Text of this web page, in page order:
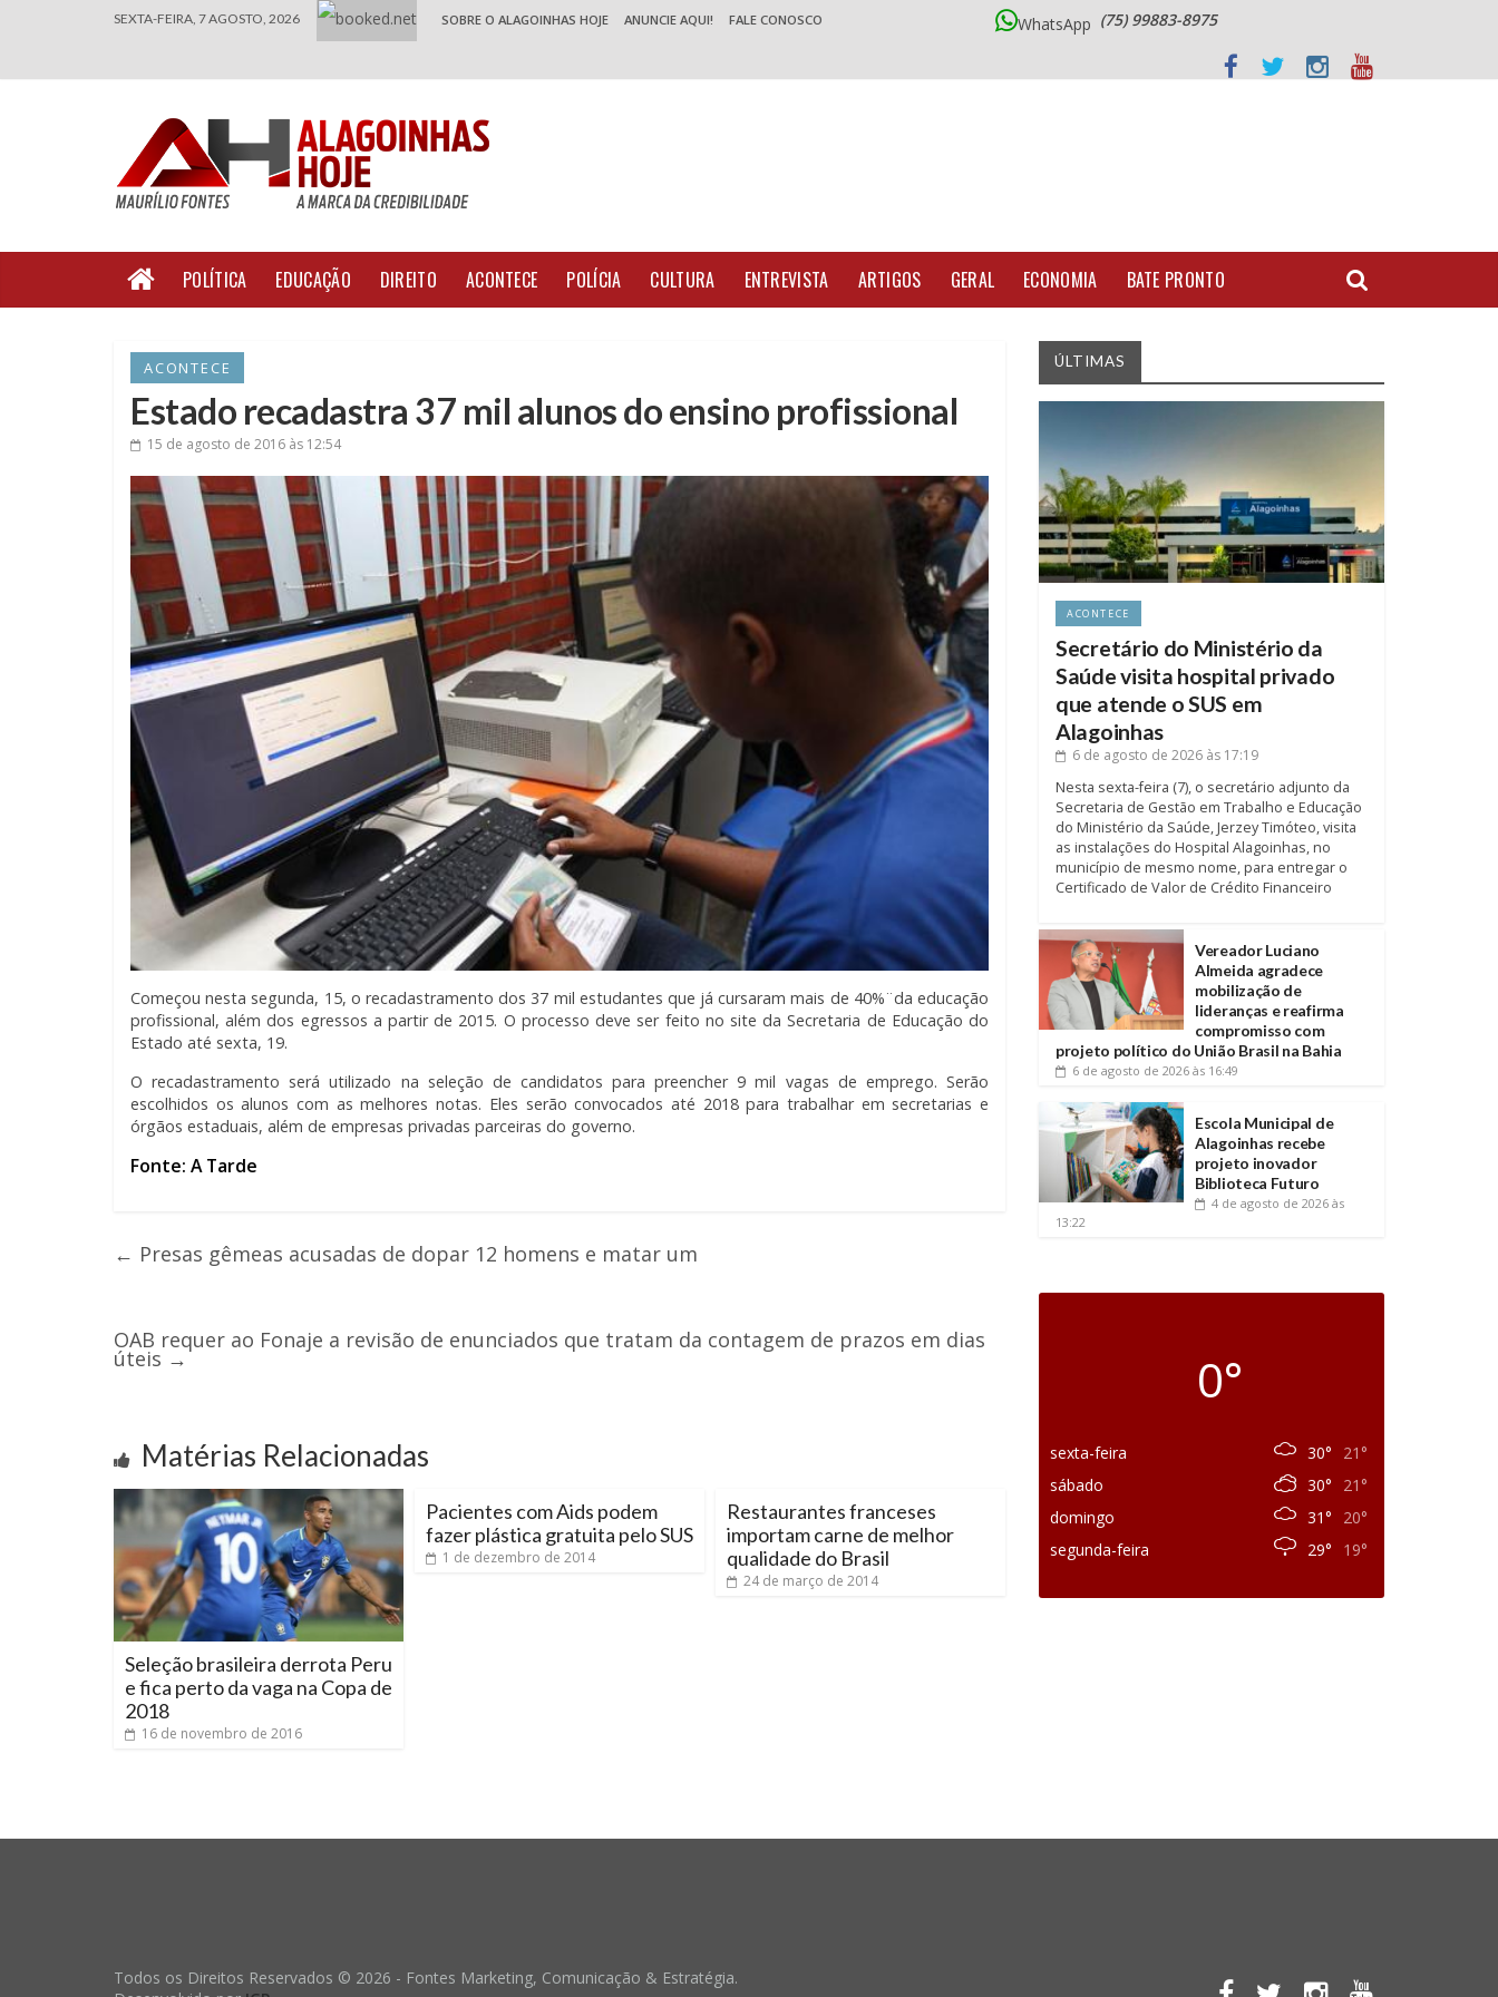
SEXTA-FEIRA, 7 AGOSTO, 2026 SOBRE O ALAGOINHAS HOJE ANUNCIE AQUI! FALE CONOSCO WhatsApp (75) 99883-8975
POLÍTICA EDUCAÇÃO DIREITO ACONTECE POLÍCIA CULTURA ENTREVISTA ARTIGOS GERAL ECONOMIA BATE PRONTO
ACONTECE
Estado recadastra 37 mil alunos do ensino profissional
15 de agosto de 2016 às 12:54
Começou nesta segunda, 15, o recadastramento dos 37 mil estudantes que já cursaram mais de 40%¨da educação
profissional, além dos egressos a partir de 2015. O processo deve ser feito no site da Secretaria de Educação do
Estado até sexta, 19.
O recadastramento será utilizado na seleção de candidatos para preencher 9 mil vagas de emprego. Serão
escolhidos os alunos com as melhores notas. Eles serão convocados até 2018 para trabalhar em secretarias e
órgãos estaduais, além de empresas privadas parceiras do governo.
Fonte: A Tarde
← Presas gêmeas acusadas de dopar 12 homens e matar um
OAB requer ao Fonaje a revisão de enunciados que tratam da contagem de prazos em dias
úteis →
Matérias Relacionadas
Seleção brasileira derrota Peru
e fica perto da vaga na Copa de
2018
16 de novembro de 2016
Pacientes com Aids podem
fazer plástica gratuita pelo SUS
1 de dezembro de 2014
Restaurantes franceses
importam carne de melhor
qualidade do Brasil
24 de março de 2014
ÚLTIMAS
ACONTECE
Secretário do Ministério da
Saúde visita hospital privado
que atende o SUS em
Alagoinhas
6 de agosto de 2026 às 17:19
Nesta sexta-feira (7), o secretário adjunto da
Secretaria de Gestão em Trabalho e Educação
do Ministério da Saúde, Jerzey Timóteo, visita
as instalações do Hospital Alagoinhas, no
município de mesmo nome, para entregar o
Certificado de Valor de Crédito Financeiro
Vereador Luciano
Almeida agradece
mobilização de
lideranças e reafirma
compromisso com
projeto político do União Brasil na Bahia
6 de agosto de 2026 às 16:49
Escola Municipal de
Alagoinhas recebe
projeto inovador
Biblioteca Futuro
4 de agosto de 2026 às
13:22
0°
sexta-feira 30°
21°
sábado
30°
21°
domingo
31°
20°
segunda-feira
29° 19°
Todos os Direitos Reservados © 2026 - Fontes Marketing, Comunicação & Estratégia.